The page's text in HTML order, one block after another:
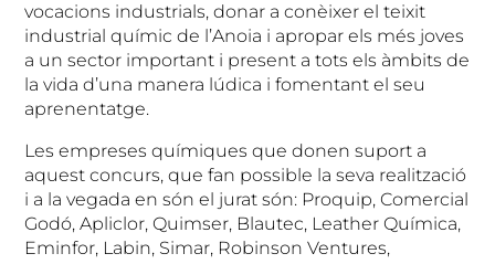
vocacions industrials, donar a conèixer el teixit
industrial químic de l’Anoia i apropar els més joves
a un sector important i present a tots els àmbits de
la vida d’una manera lúdica i fomentant el seu
aprenentatge.
Les empreses químiques que donen suport a
aquest concurs, que fan possible la seva realització
i a la vegada en són el jurat són: Proquip, Comercial
Godó, Apliclor, Quimser, Blautec, Leather Química,
Eminfor, Labin, Simar, Robinson Ventures,